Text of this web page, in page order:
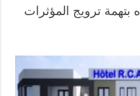
ترويج المؤثرات